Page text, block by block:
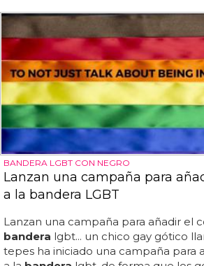
BANDERA LGBT CON NEGRO
Lanzan una campaña para
a la bandera LGBT
Lanzan una campaña para añadir el
bandera lgbt... un chico gay gótico
tepes ha iniciado una campaña para